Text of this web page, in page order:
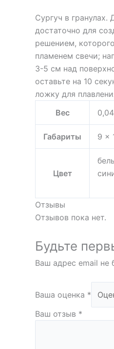
Сургуч в
достаточно для
решением,
пламенем свечи;
3-5 см над
оставьте на 10
ложку для
Вес
Габариты 9 ×
Цвет
Отзывы
Отзывов пока нет.
Будьте
Ваш адрес email не
Ваша оценка *
Ваш отзыв *